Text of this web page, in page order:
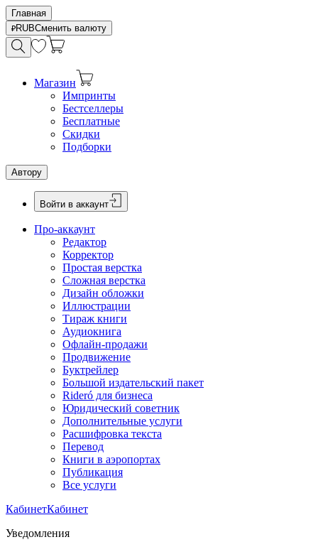
Главная
RUBСменить валюту
Магазин
Импринты
Бестселлеры
Бесплатные
Скидки
Подборки
Автору
Войти в аккаунт
Про-аккаунт
Редактор
Корректор
Простая верстка
Сложная верстка
Дизайн обложки
Иллюстрации
Тираж книги
Аудиокнига
Офлайн-продажи
Продвижение
Буктрейлер
Большой издательский пакет
Rideró для бизнеса
Юридический советник
Дополнительные услуги
Расшифровка текста
Перевод
Книги в аэропортах
Публикация
Все услуги
КабинетКабинет
Уведомления